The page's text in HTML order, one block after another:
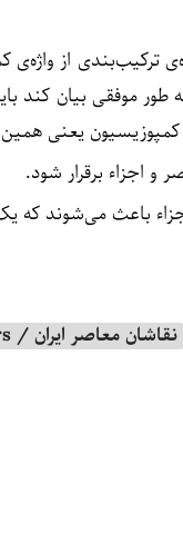
ترکیب‌بندی از
طور موفقی بیان کند
کمپوزیسیون یعنی
و اجزاء برقرار شود.
باعث می‌شوند که
نقاشان معاصر ایران / Iranian Contemporary Painters